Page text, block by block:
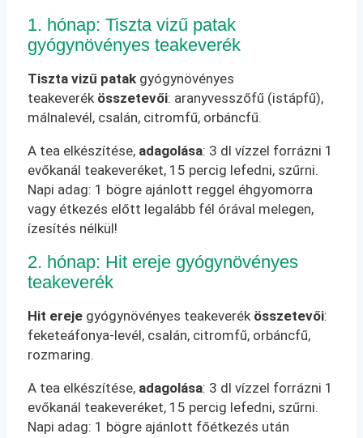
1. hónap: Tiszta vizű patak
gyógynövényes teakeverék
Tiszta vizű patakgyógynövényes
teakeverék összetevői: aranyvesszőfű (istápfű),
málnalevél, csalán, citromfű, orbáncfű.
A tea elkészítése, adagolása: 3 dl vízzel forrázni 1
evőkanál teakeveréket, 15 percig lefedni, szűrni.
Napi adag: 1 bögre ajánlott reggel éhgyomorra
vagy étkezés előtt legalább fél órával melegen,
ízesítés nélkül!
2. hónap: Hit ereje gyógynövényes
teakeverék
Hit ereje gyógynövényes teakeverék összetevői:
feketeáfonya-levél, csalán, citromfű, orbáncfű,
rozmaring.
A tea elkészítése, adagolása: 3 dl vízzel forrázni 1
evőkanál teakeveréket, 15 percig lefedni, szűrni.
Napi adag: 1 bögre ajánlott főétkezés után